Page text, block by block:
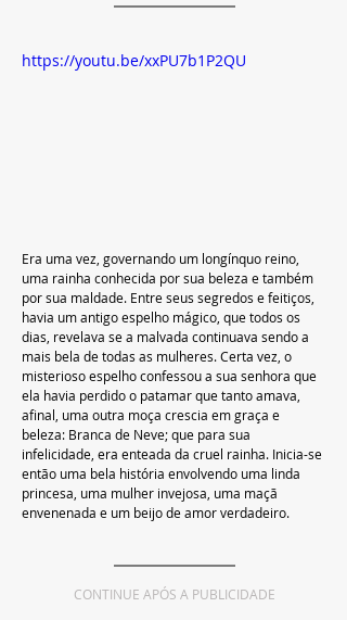
https://youtu.be/xxPU7b1P2QU
Era uma vez, governando um longínquo reino,
uma rainha conhecida por sua beleza e também
por sua maldade. Entre seus segredos e feitiços,
havia um antigo espelho mágico, que todos os
dias, revelava se a malvada continuava sendo a
mais bela de todas as mulheres. Certa vez, o
misterioso espelho confessou a sua senhora que
ela havia perdido o patamar que tanto amava,
afinal, uma outra moça crescia em graça e
beleza: Branca de Neve; que para sua
infelicidade, era enteada da cruel rainha. Inicia-se
então uma bela história envolvendo uma linda
princesa, uma mulher invejosa, uma maçã
envenenada e um beijo de amor verdadeiro.
CONTINUE APÓS A PUBLICIDADE